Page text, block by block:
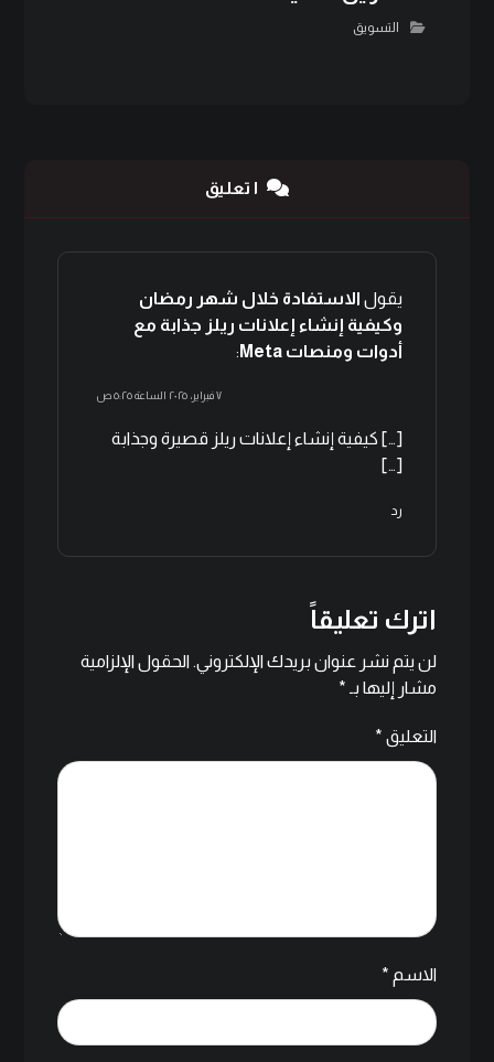
التسويق
١ تعليق
يقول الاستفادة خلال شهر رمضان
وكيفية إنشاء إعلانات ريلز جذابة مع
أدوات ومنصات Meta
:
٧ فبراير، ٢٠٢٥ الساعة ٥:٢٥ ص
[…] كيفية إنشاء إعلانات ريلز قصيرة وجذابة
[…]
رد
اترك تعليقاً
لن يتم نشر عنوان بريدك الإلكتروني. الحقول الإلزامية
مشار إليها بـ *
التعليق *
الاسم *